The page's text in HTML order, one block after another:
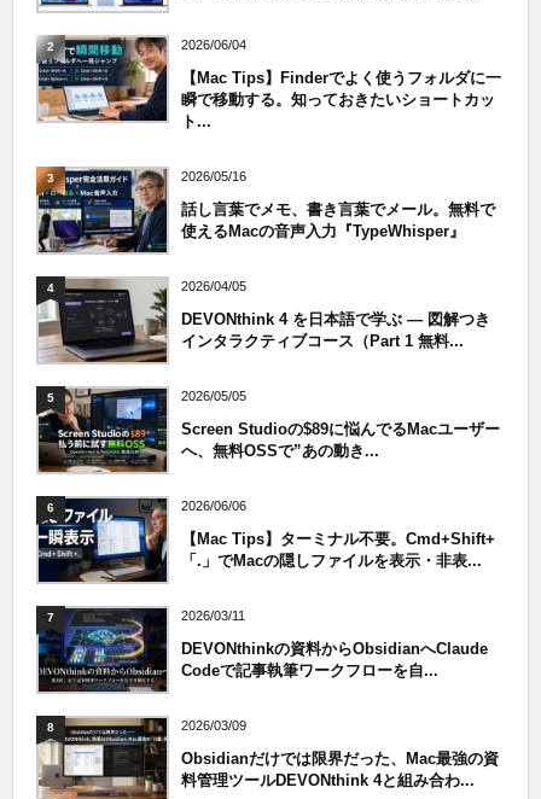
2 2026/06/04
【Mac Tips】Finderでよく使うフォルダに一
瞬で移動する。知っておきたいショートカッ
ト...
3 2026/05/16
話し言葉でメモ、書き言葉でメール。無料で
使えるMacの音声入力『TypeWhisper』
4 2026/04/05
DEVONthink 4 を日本語で学ぶ — 図解つき
インタラクティブコース（Part 1 無料...
5 2026/05/05
Screen Studioの$89に悩んでるMacユーザー
へ、無料OSSで”あの動き...
6 2026/06/06
【Mac Tips】ターミナル不要。Cmd+Shift+
「.」でMacの隠しファイルを表示・非表...
7 2026/03/11
DEVONthinkの資料からObsidianへClaude
Codeで記事執筆ワークフローを自...
8 2026/03/09
Obsidianだけでは限界だった、Mac最強の資
料管理ツールDEVONthink 4と組み合わ...